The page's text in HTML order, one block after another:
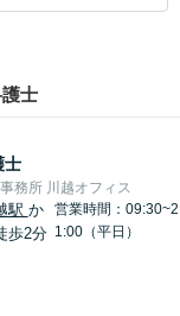
士
士
務所 川越オフィス
駅 か
歩2分
営業時間：09:30~2
1:00（平日）